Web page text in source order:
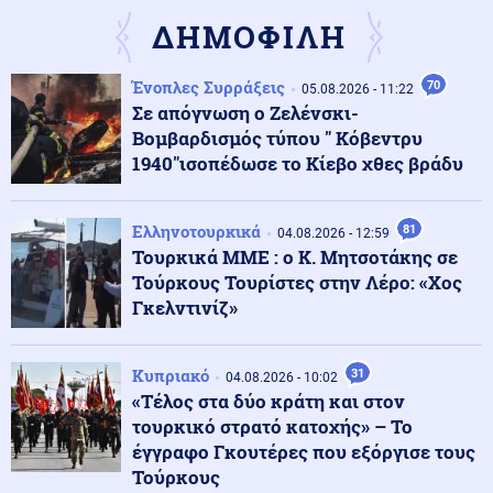
κατέγραψε άνοδο 0,49%, υπό πίεση ο τεχνολογικός
κλάδος
ΗΠΑ 05.08.2026 - 23:22
Οι ΗΠΑ ανέστειλαν τις εισαγωγές αβοκάντο από το
Μεξικό για λόγους ασφαλείας
Κόσμος 05.08.2026 - 23:04
Ο Πεζεσκιάν παραδέχεται ότι η επικοινωνία με τον
Μοτζτάμπα Χαμενεΐ είναι «τώρα πολύ δύσκολη»
Ένοπλες Συρράξεις
Ετοιμάζονται για κρίση με την Τουρκία: Το Ισραήλ
παρέλαβε υποβρύχιο κλάσης Dolphin INS Drakon με
σωλήνες κάθετης εκτόξευσης πυραύλων Κρουζ
05.08.2026 - 23:00
ΘΕΛΟΥΝ ΝΑ ΒΓΑΛΟΥΝ ΕΚΤΟΣ ΤΟ AfD! 1.000 Γερμανοί
νομικοί υπέγραψαν την απαγόρευση του κόμματος
ΔΗΜΟΦΙΛΗ
Ένοπλες Συρράξεις 05.08.2026 - 11:22 70
Σε απόγνωση ο Ζελένσκι-
Βομβαρδισμός τύπου " Κόβεντρυ
1940"ισοπέδωσε το Κίεβο χθες βράδυ
Ελληνοτουρκικά 04.08.2026 - 12:59 81
Τουρκικά ΜΜΕ : ο Κ. Μητσοτάκης σε
Τούρκους Τουρίστες στην Λέρο: «Χος
Γκελντινίζ»
Κυπριακό 04.08.2026 - 10:02 31
«Τέλος στα δύο κράτη και στον
τουρκικό στρατό κατοχής» – Το
έγγραφο Γκουτέρες που εξόργισε τους
Τούρκους